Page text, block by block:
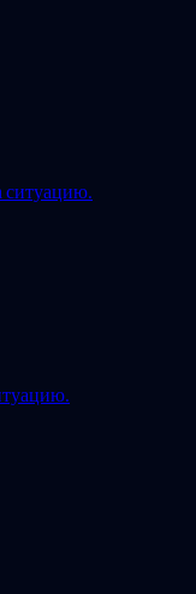
ситуацию.